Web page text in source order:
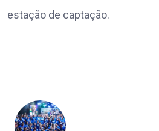
estação de captação.